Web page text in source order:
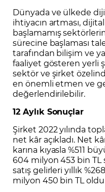
Dünyada ve ülkede
ihtiyacın artması,
başlamamış
sürecine başlaması
tarafından bilişim ve
faaliyet gösteren yerli
sektör ve şirket
en önemli etmen ve
değerlendirilebilir.
12 Aylık Sonuçlar
Şirket 2022 yılında
net kâr açıkladı. Net
karına kıyasla %511
604 milyon 453 bin TL
satış gelirleri yıllık
milyon 450 bin TL oldu